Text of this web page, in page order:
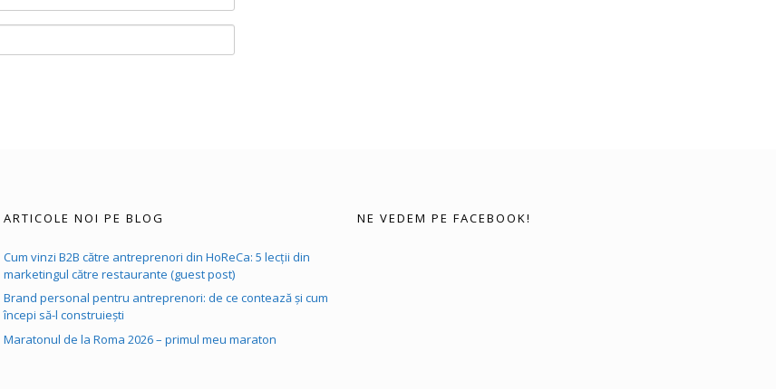
ARTICOLE NOI PE BLOG
Cum vinzi B2B către antreprenori din HoReCa: 5 lecții din
marketingul către restaurante (guest post)
Brand personal pentru antreprenori: de ce contează și cum
începi să-l construiești
Maratonul de la Roma 2026 – primul meu maraton
NE VEDEM PE FACEBOOK!